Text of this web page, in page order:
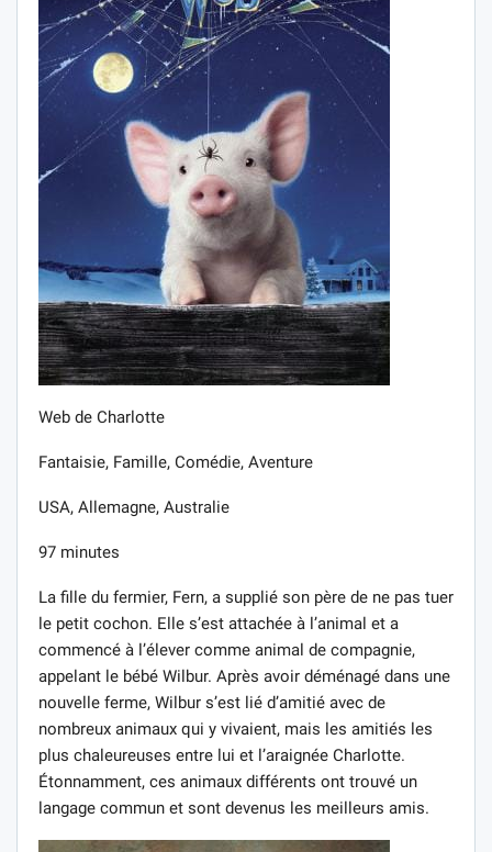
Web de Charlotte
Fantaisie, Famille, Comédie, Aventure
USA, Allemagne, Australie
97 minutes
La fille du fermier, Fern, a supplié son père de ne pas tuer
le petit cochon. Elle s’est attachée à l’animal et a
commencé à l’élever comme animal de compagnie,
appelant le bébé Wilbur. Après avoir déménagé dans une
nouvelle ferme, Wilbur s’est lié d’amitié avec de
nombreux animaux qui y vivaient, mais les amitiés les
plus chaleureuses entre lui et l’araignée Charlotte.
Étonnamment, ces animaux différents ont trouvé un
langage commun et sont devenus les meilleurs amis.